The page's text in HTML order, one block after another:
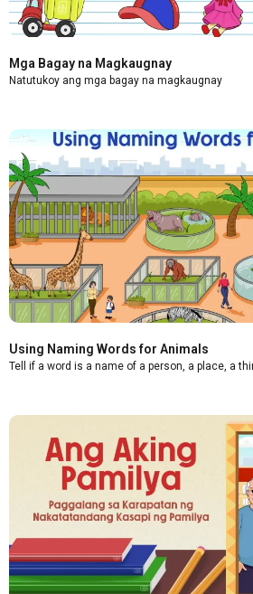
Mga Bagay na Magkaugnay
Natutukoy ang mga bagay na magkaugnay
Using Naming Words for Animals
Tell if a word is a name of a person, a place, a